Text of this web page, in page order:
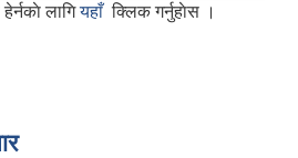
हेर्नकाे लागियहाँक्लिक गर्नुहाेस ।